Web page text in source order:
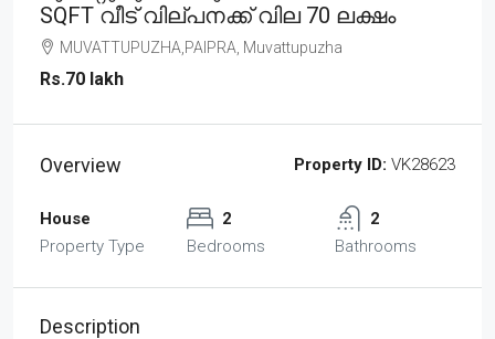
SQFT വീട് വില്പനക്ക് വില 70 ലക്ഷം
MUVATTUPUZHA,PAIPRA, Muvattupuzha
Rs.70 lakh
Overview Property ID: VK28623
House
Property Type
2
Bedrooms
2
Bathrooms
Description